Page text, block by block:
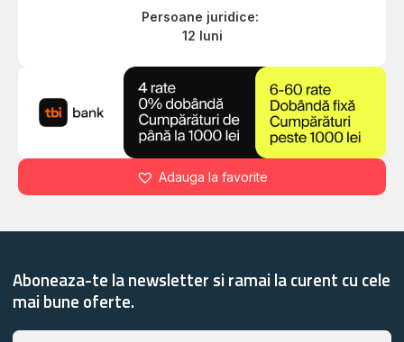
Persoane juridice:
12 luni
Adauga la favorite
Aboneaza-te la newsletter si ramai la curent cu cele
mai bune oferte.